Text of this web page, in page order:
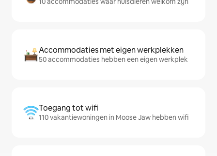
Accommodaties met eigen werkplekken
50 accommodaties hebben een eigen werkplek
Toegang tot wifi
110 vakantiewoningen in Moose Jaw hebben wifi